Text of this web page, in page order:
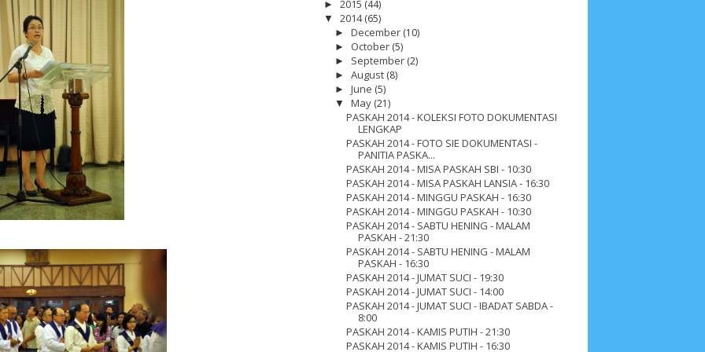
__Baptis 2018 __Baptis 2019 __Paskah 2017 __Paskah 2018
► 2015 (44)
▼ 2014(65)
► December (10)
► October (5)
► September (2)
► August (8)
► June (5)
▼ May (21)
PASKAH 2014 - KOLEKSI FOTO DOKUMENTASI
LENGKAP
PASKAH 2014 - FOTO SIE DOKUMENTASI -
PANITIA PASKA...
PASKAH 2014 - MISA PASKAH SBI - 10:30
PASKAH 2014 - MISA PASKAH LANSIA - 16:30
PASKAH 2014 - MINGGU PASKAH - 16:30
PASKAH 2014 - MINGGU PASKAH - 10:30
PASKAH 2014 - SABTU HENING - MALAM
PASKAH - 21:30
PASKAH 2014 - SABTU HENING - MALAM
PASKAH - 16:30
PASKAH 2014 - JUMAT SUCI - 19:30
PASKAH 2014 - JUMAT SUCI - 14:00
PASKAH 2014 - JUMAT SUCI - IBADAT SABDA -
8:00
PASKAH 2014 - KAMIS PUTIH - 21:30
PASKAH 2014 - KAMIS PUTIH - 16:30